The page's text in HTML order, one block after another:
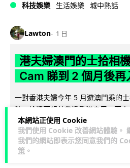
本網站正使用 Cookie
我們使用 Cookie 改善網站體驗。
我們的網站即表示您同意我們的
策 。
科技娛樂 生活娛樂 城中熱話
Lawton 1 日
港夫婦澳門的士拾相
Cam 睇到 2 個月後再
一對香港夫婦今年 5 月遊澳門乘的
池，拾遺不報並帶返香港自用。兩
次入境澳門時，被治安警察局...
532 75 ↗ 分享